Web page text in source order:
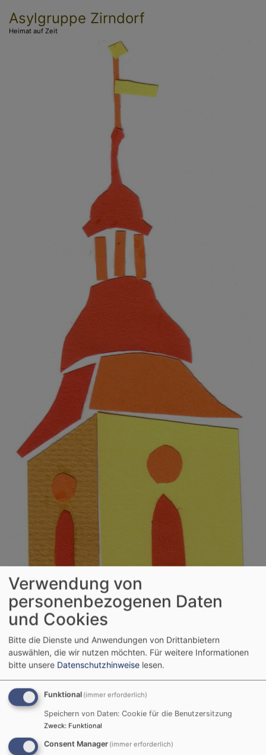
zum
Inhalt
Asylgruppe Zirndorf
Heimat auf Zeit
Hauptnavigation
Verwendung von
personenbezogenen Daten
und Cookies
Bitte die Dienste und Anwendungen von Drittanbietern
auswählen, die wir nutzen möchten. Für weitere Informationen
bitte unsere Datenschutzhinweise lesen.
Funktional (immer erforderlich)
Speichern von Daten: Cookie für die Benutzersitzung
Zweck: Funktional
Consent Manager (immer erforderlich)